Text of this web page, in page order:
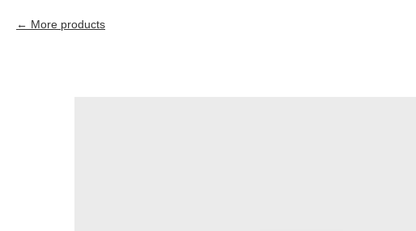
More products